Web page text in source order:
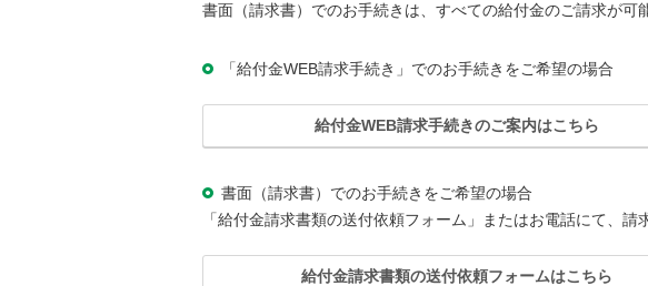
書面（請求書）でのお手続きは、すべての給付金のご請求が可
「給付金WEB請求手続き」でのお手続きをご希望の場合
給付金WEB請求手続きのご案内はこちら
書面（請求書）でのお手続きをご希望の場合
「給付金請求書類の送付依頼フォーム」またはお電話にて、請
給付金請求書類の送付依頼フォームはこちら